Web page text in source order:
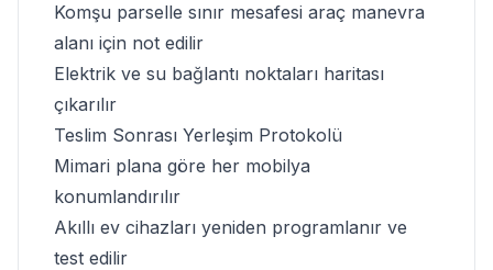
Komşu parselle sınır mesafesi araç manevra
alanı için not edilir
Elektrik ve su bağlantı noktaları haritası
çıkarılır
Teslim Sonrası Yerleşim Protokolü
Mimari plana göre her mobilya
konumlandırılır
Akıllı ev cihazları yeniden programlanır ve
test edilir